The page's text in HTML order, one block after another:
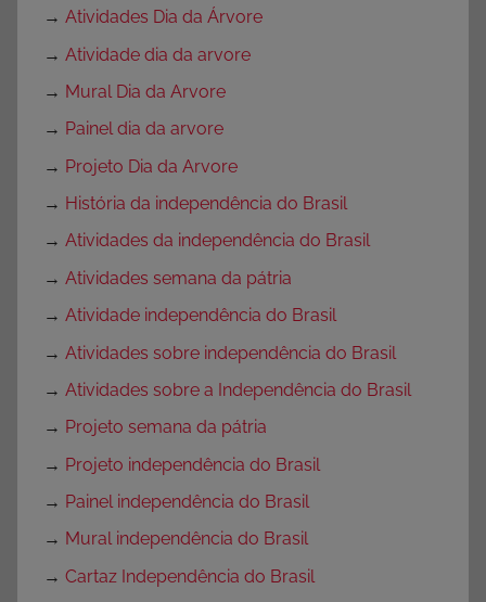
→ Atividades Dia da Árvore
→ Atividade dia da arvore
→ Mural Dia da Arvore
→ Painel dia da arvore
→ Projeto Dia da Arvore
→ História da independência do Brasil
→ Atividades da independência do Brasil
→ Atividades semana da pátria
→ Atividade independência do Brasil
→ Atividades sobre independência do Brasil
→ Atividades sobre a Independência do Brasil
→ Projeto semana da pátria
→ Projeto independência do Brasil
→ Painel independência do Brasil
→ Mural independência do Brasil
→ Cartaz Independência do Brasil